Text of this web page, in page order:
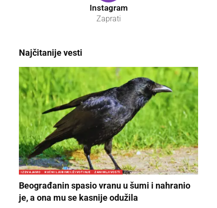
Instagram
Zaprati
Najčitanije vesti
IZDVAJAMO KUĆNI LJUBIMCI/ŽIVOTINJE ZANIMLJIVOSTI
Beograđanin spasio vranu u šumi i nahranio
je, a ona mu se kasnije odužila